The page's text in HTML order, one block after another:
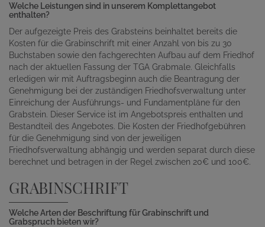
Welche Leistungen sind in unserem Komplettangebot
enthalten?
Der aufgezeigte Preis des Grabsteins beinhaltet bereits die
Kosten für die Grabinschrift mit einer Anzahl von bis zu 30
Buchstaben sowie den fachgerechten Aufbau auf dem Friedhof
nach der aktuellen Fassung der TGA Grabmale. Gleichfalls
erledigen wir mit Auftragsbeginn auch die Beantragung der
Genehmigung bei der zuständigen Friedhofsverwaltung unter
Einreichung der Ausführungs- und Fundamentpläne für den
Grabstein. Dieser Service ist im Angebotspreis enthalten und
Bestandteil des Angebotes. Die Kosten der Friedhofgebühren
für die Genehmigung sind von der jeweiligen
Friedhofsverwaltung abhängig und werden separat durch diese
berechnet und betragen in der Regel zwischen 20€ und 100€.
GRABINSCHRIFT
Welche Arten der Beschriftung für Grabinschrift und
Grabspruch bieten wir?